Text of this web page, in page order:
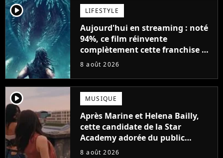
player2 LIFESTYLE
Aujourd'hui en streaming : noté
94%, ce film réinvente
complètement cette franchise de
science-fiction vieille de 40 ans
8 août 2026
player2 MUSIQUE
Après Marine et Helena Bailly,
cette candidate de la Star
Academy adorée du public
annonce son premier album,
8 août 2026